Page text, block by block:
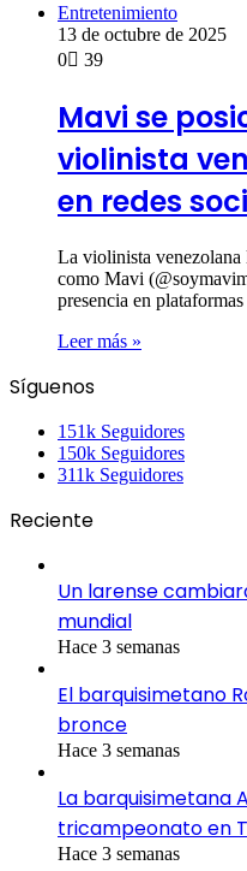
Entretenimiento
13 de octubre de 2025
0
39
Mavi se
violinista
en redes
La violinista
como Mavi
presencia en
Leer más »
Síguenos
151k Seguidores
150k Seguidores
311k Seguidores
Reciente
Un larense
mundial
Hace 3 semanas
El barquisimetano
bronce
Hace 3 semanas
La barquisimetana
tricampeonato en
Hace 3 semanas